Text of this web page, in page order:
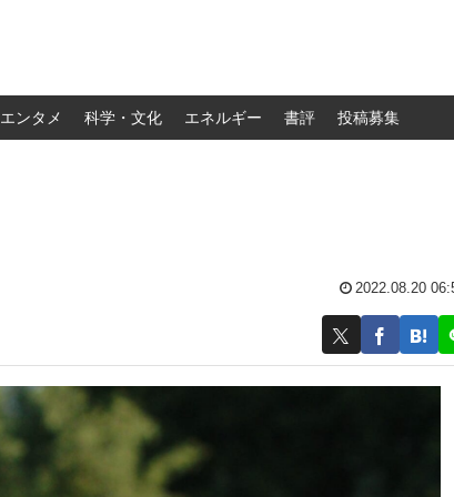
エンタメ 科学・文化 エネルギー 書評 投稿募集
2022.08.20